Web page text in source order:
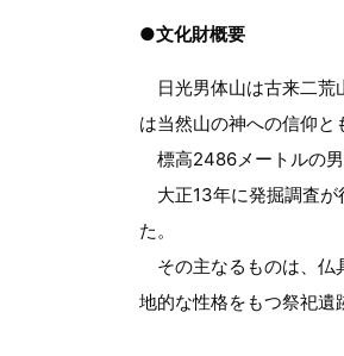
●文化財概要
日光男体山は古来二荒
は当然山の神への信仰と
標高2486メートルの男
大正13年に発掘調査が
た。
その主なるものは、仏
地的な性格をもつ祭祀遺